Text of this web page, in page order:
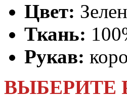
Цвет:
Ткань:
Рукав:
ВЫБЕРИТЕ